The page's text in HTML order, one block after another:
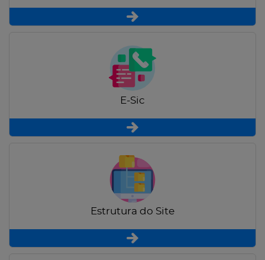
E-Sic
Estrutura do Site